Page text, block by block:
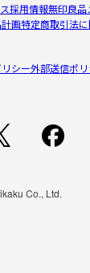
採用情報無印良品
画特定商取引法
シー外部送信ポ
Co., Ltd.